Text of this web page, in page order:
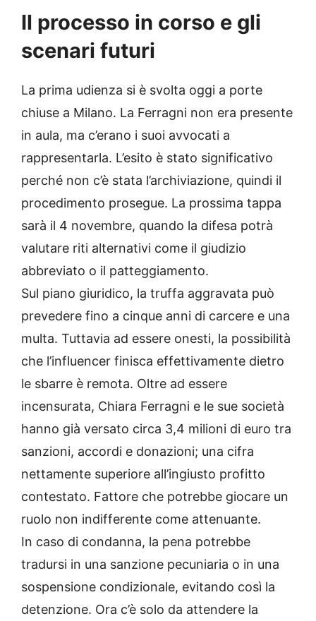
Il processo in corso e gli
scenari futuri
La prima udienza si è svolta oggi a porte
chiuse a Milano. La Ferragni non era presente
in aula, ma c’erano i suoi avvocati a
rappresentarla. L’esito è stato significativo
perché non c’è stata l’archiviazione, quindi il
procedimento prosegue. La prossima tappa
sarà il 4 novembre, quando la difesa potrà
valutare riti alternativi come il giudizio
abbreviato o il patteggiamento.
Sul piano giuridico, la truffa aggravata può
prevedere fino a cinque anni di carcere e una
multa. Tuttavia ad essere onesti, la possibilità
che l’influencer finisca effettivamente dietro
le sbarre è remota. Oltre ad essere
incensurata, Chiara Ferragni e le sue società
hanno già versato circa 3,4 milioni di euro tra
sanzioni, accordi e donazioni; una cifra
nettamente superiore all’ingiusto profitto
contestato. Fattore che potrebbe giocare un
ruolo non indifferente come attenuante.
In caso di condanna, la pena potrebbe
tradursi in una sanzione pecuniaria o in una
sospensione condizionale, evitando così la
detenzione. Ora c’è solo da attendere la